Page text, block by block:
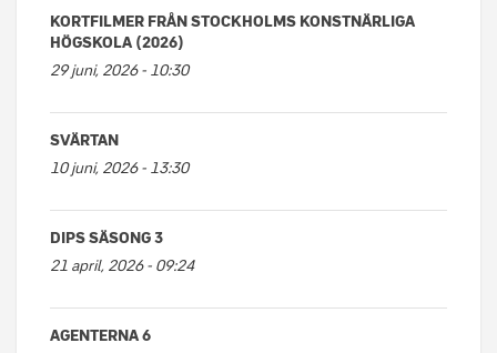
KORTFILMER FRÅN STOCKHOLMS KONSTNÄRLIGA
HÖGSKOLA (2026)
29 juni, 2026 - 10:30
SVÄRTAN
10 juni, 2026 - 13:30
DIPS SÄSONG 3
21 april, 2026 - 09:24
AGENTERNA 6